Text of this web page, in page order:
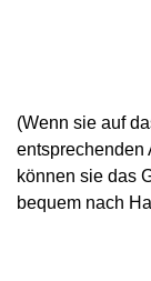
(Wenn sie auf
entsprechenden
können sie das
bequem nach